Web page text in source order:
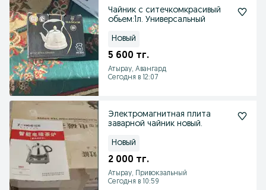
Чайник с ситечкомкрасивый
обьем:1л. Универсальный
Новый
5 600 тг.
Атырау, Авангард
Сегодня в 12:07
Электромагнитная плита
заварной чайник новый.
Новый
2 000 тг.
Атырау, Привокзальный
Сегодня в 10:59